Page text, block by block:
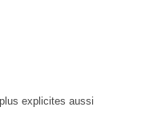
explicites aussi